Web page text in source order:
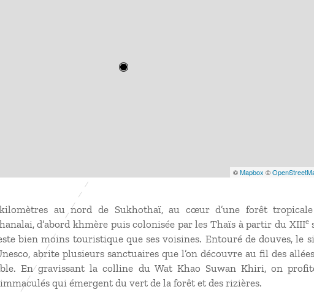
©Mapbox ©
au nord de Sukhothaï, au cœur d’une forêt
d’abord khmère puis colonisée par les Thaïs à partir du XIIIe
bien moins touristique que ses voisines. Entouré de douves, le
abrite plusieurs sanctuaires que l’on découvre au fil des
En gravissant la colline du Wat Khao Suwan Khiri, on
qui émergent du vert de la forêt et des rizières.